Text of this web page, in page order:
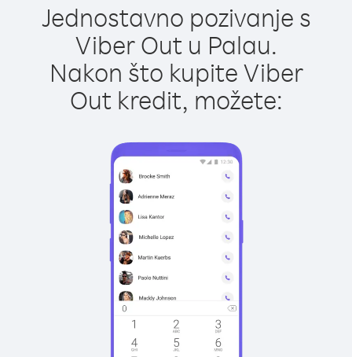
Jednostavno pozivanje s
Viber Out u Palau.
Nakon što kupite Viber
Out kredit, možete: